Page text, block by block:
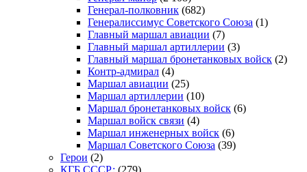
Генерал-полковник (682)
Генералиссимус Советского Союза (1)
Главный маршал авиации (7)
Главный маршал артиллерии (3)
Главный маршал бронетанковых войск (2)
Контр-адмирал (4)
Маршал авиации (25)
Маршал артиллерии (10)
Маршал бронетанковых войск (6)
Маршал войск связи (4)
Маршал инженерных войск (6)
Маршал Советского Союза (39)
Герои (2)
КГБ СССР: (279)